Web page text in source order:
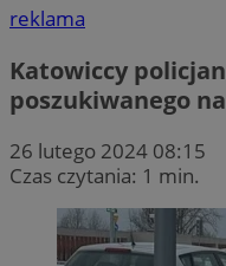
reklama
Katowiccy
poszukiwanego
26 lutego 2024 08:15
Czas czytania: 1 min.